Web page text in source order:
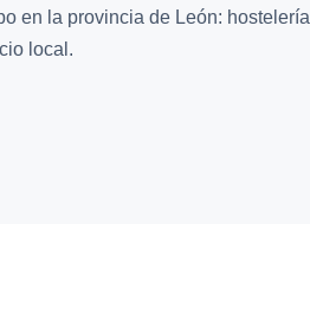
en la provincia de León:
local.